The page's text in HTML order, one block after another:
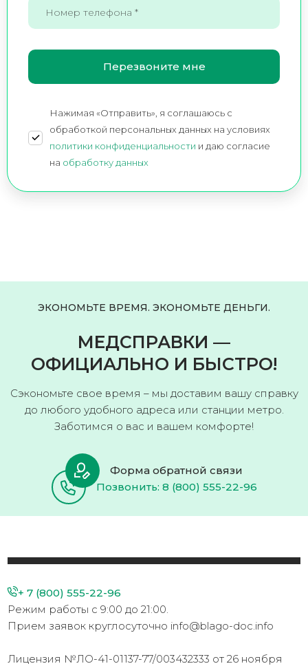
Нажимая «Отправить», я соглашаюсь c
обработкой персональных данных на условиях
политики конфиденциальности и даю согласие
на обработку данных
ЭКОНОМЬТЕ ВРЕМЯ. ЭКОНОМЬТЕ ДЕНЬГИ.
МЕДСПРАВКИ —
ОФИЦИАЛЬНО И БЫСТРО!
Сэкономьте свое время – мы доставим вашу справку
до любого удобного адреса или станции метро.
Заботимся о вас и вашем комфорте!
Форма обратной связи
Позвонить: 8 (800) 555-22-96
+ 7 (800) 555-22-96
Режим работы с 9:00 до 21:00.
Прием заявок круглосуточно info@blago-doc.info
Лицензия №ЛО-41-01137-77/003432333 от 26 ноября